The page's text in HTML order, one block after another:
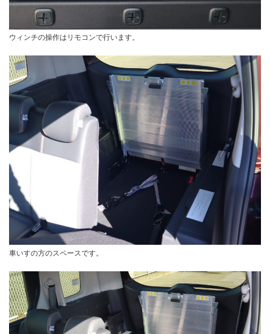
ウィンチの操作はリモコンで行います。
車いすの方のスペースです。